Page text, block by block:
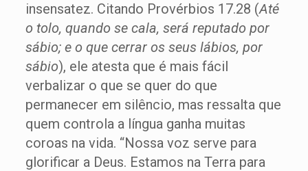
insensatez. Citando Provérbios 17.28 (Até
o tolo, quando se cala, será reputado por
sábio; e o que cerrar os seus lábios, por
sábio), ele atesta que é mais fácil
verbalizar o que se quer do que
permanecer em silêncio, mas ressalta que
quem controla a língua ganha muitas
coroas na vida. “Nossa voz serve para
glorificar a Deus. Estamos na Terra para